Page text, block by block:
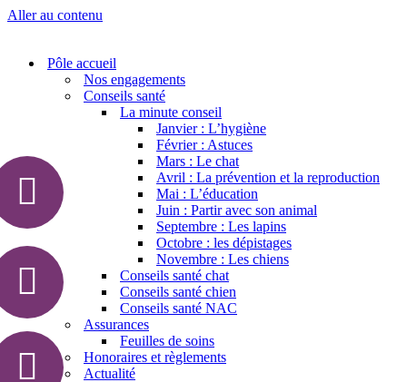
Aller au contenu
Pôle accueil
Nos engagements
Conseils santé
La minute conseil
Janvier : L’hygiène
Février : Astuces
Mars : Le chat
Avril : La prévention et la reproduction
Mai : L’éducation
Juin : Partir avec son animal
Septembre : Les lapins
Octobre : les dépistages
Novembre : Les chiens
Conseils santé chat
Conseils santé chien
Conseils santé NAC
Assurances
Feuilles de soins
Honoraires et règlements
Actualité